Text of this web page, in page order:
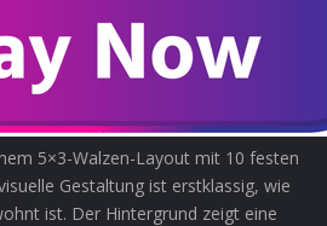
5×3-Walzen-Layout mit 10 festen
Gestaltung ist erstklassig, wie
ist. Der Hintergrund zeigt eine